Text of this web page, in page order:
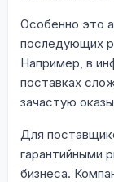
Особенно это
последующих
Например, в
поставках
зачастую
Для
гарантийными
бизнеса.